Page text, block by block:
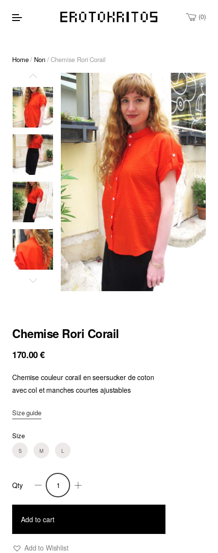
0
Home/ Non/ Chemise Rori Corail
Chemise Rori Corail
170.00€
Chemise couleur corail en seersucker de coton
avec col et manches courtes ajustables
Size guide
Size
S M L
Chemise
Rori
Corail
Qty
Add to cart
Add to Wishlist